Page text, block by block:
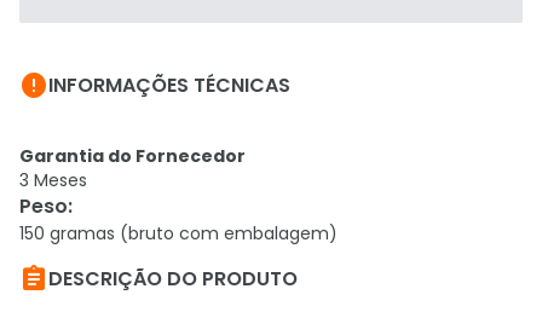
INFORMAÇÕES TÉCNICAS
Garantia do Fornecedor
3 Meses
Peso:
150 gramas (bruto com embalagem)
DESCRIÇÃO DO PRODUTO